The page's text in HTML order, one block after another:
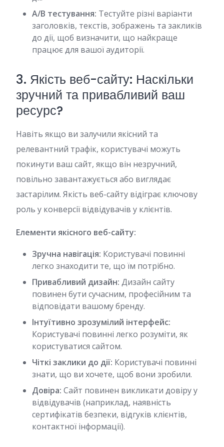
A/B тестування: Тестуйте різні варіанти
заголовків, текстів, зображень та закликів
до дії, щоб визначити, що найкраще
працює для вашої аудиторії.
3. Якість веб-сайту: Наскільки
зручний та привабливий ваш
ресурс?
Навіть якщо ви залучили якісний та
релевантний трафік, користувачі можуть
покинути ваш сайт, якщо він незручний,
повільно завантажується або виглядає
застарілим. Якість веб-сайту відіграє ключову
роль у конверсії відвідувачів у клієнтів.
Елементи якісного веб-сайту:
Зручна навігація: Користувачі повинні
легко знаходити те, що їм потрібно.
Привабливий дизайн: Дизайн сайту
повинен бути сучасним, професійним та
відповідати вашому бренду.
Інтуїтивно зрозумілий інтерфейс:
Користувачі повинні легко розуміти, як
користуватися сайтом.
Чіткі заклики до дії: Користувачі повинні
знати, що ви хочете, щоб вони зробили.
Довіра: Сайт повинен викликати довіру у
відвідувачів (наприклад, наявність
сертифікатів безпеки, відгуків клієнтів,
контактної інформації).